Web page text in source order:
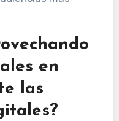
en
las